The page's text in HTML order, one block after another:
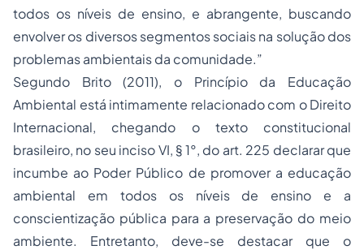
todos os níveis de ensino, e abrangente, buscando
envolver os diversos segmentos sociais na solução dos
problemas ambientais da comunidade.”
Segundo Brito (2011), o Princípio da Educação
Ambiental está intimamente relacionado com o Direito
Internacional, chegando o texto constitucional
brasileiro, no seu inciso VI, § 1°, do art. 225 declarar que
incumbe ao Poder Público de promover a educação
ambiental em todos os níveis de ensino e a
conscientização pública para a preservação do meio
ambiente. Entretanto, deve-se destacar que o